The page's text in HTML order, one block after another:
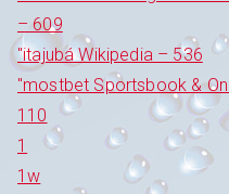
– 609
"itajubá Wikipedia – 536
"‎mostbet Sportsbook &
110
1
1w